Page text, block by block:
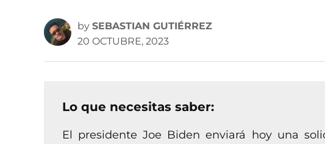
by SEBASTIAN GUTIÉRREZ
20 OCTUBRE, 2023
Lo que necesitas saber:
El presidente Joe Biden enviará hoy una